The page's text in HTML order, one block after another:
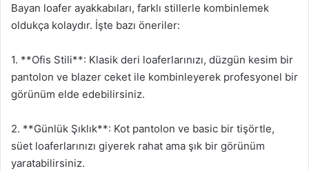
Bayan loafer ayakkabıları, farklı stillerle kombinlemek
oldukça kolaydır. İşte bazı öneriler:
1. **Ofis Stili**: Klasik deri loaferlarınızı, düzgün kesim bir
pantolon ve blazer ceket ile kombinleyerek profesyonel bir
görünüm elde edebilirsiniz.
2. **Günlük Şıklık**: Kot pantolon ve basic bir tişörtle,
süet loaferlarınızı giyerek rahat ama şık bir görünüm
yaratabilirsiniz.